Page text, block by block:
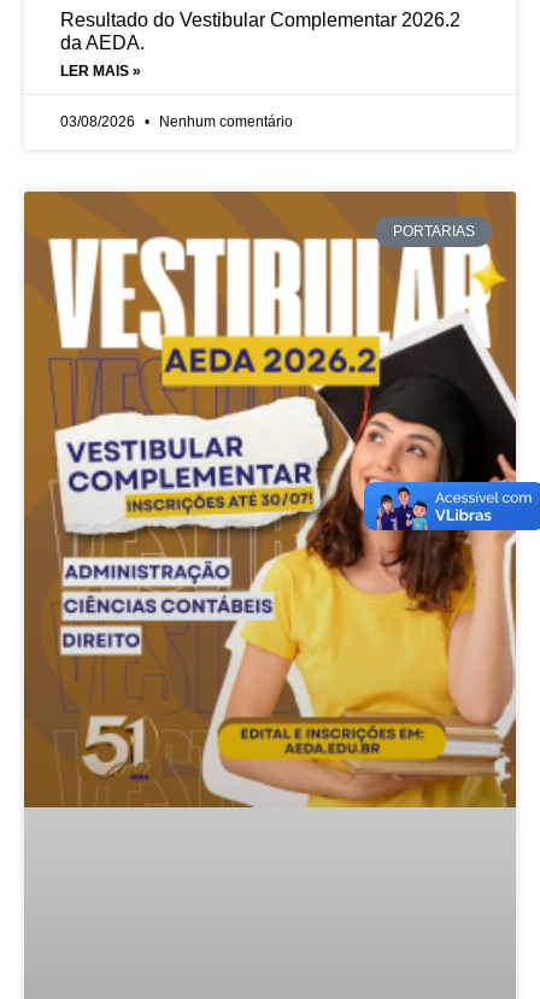
Resultado do Vestibular Complementar 2026.2
da AEDA.
LER MAIS »
03/08/2026 Nenhum comentário
PORTARIAS